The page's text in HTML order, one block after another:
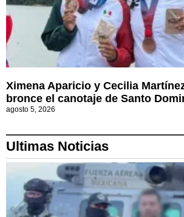
Ximena Aparicio y Cecilia
bronce el canotaje de Santo
agosto 5, 2026
Ultimas Noticias